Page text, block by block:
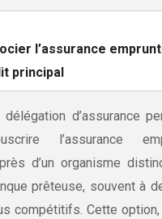
l’assurance
principal
délégation d’assurance
l’assurance
d’un organisme
prêteuse, souvent à
compétitifs. Cette option,